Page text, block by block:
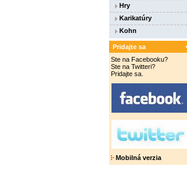
Hry
Karikatúry
Kohn
Pridajte sa
Ste na Facebooku?
Ste na Twitteri?
Pridajte sa.
Mobilná verzia